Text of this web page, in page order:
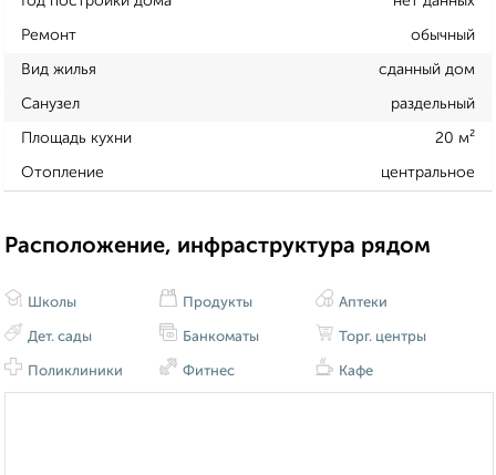
Ремонт обычный
Вид жилья сданный дом
Санузел раздельный
Площадь кухни 20 м²
Отопление центральное
Расположение, инфраструктура рядом
Школы
Дет. сады
Поликлиники
Продукты
Банкоматы
Фитнес
Аптеки
Торг. центры
Кафе